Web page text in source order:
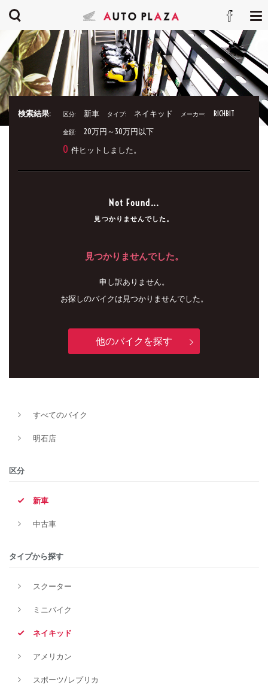
検索結果: 区分: 新車 タイプ: ネイキッド メーカー: RICHBIT
金額: 20万円～30万円以下
0 件ヒットしました。
Not Found...
見つかりませんでした。
見つかりませんでした。
申し訳ありません。
お探しのバイクは見つかりませんでした。
他のバイクを探す
すべてのバイク
明石店
区分
新車
中古車
タイプから探す
スクーター
ミニバイク
ネイキッド
アメリカン
スポーツ/レプリカ
メーカー
価格